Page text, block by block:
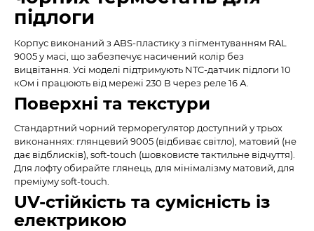
підлоги
Корпус виконаний з ABS-пластику з пігментуванням RAL
9005 у масі, що забезпечує насичений колір без
вицвітання. Усі моделі підтримують NTC-датчик підлоги 10
кОм і працюють від мережі 230 В через реле 16 А.
Поверхні та текстури
Стандартний чорний терморегулятор доступний у трьох
виконаннях: глянцевий 9005 (відбиває світло), матовий (не
дає відблисків), soft-touch (шовковисте тактильне відчуття).
Для лофту обирайте глянець, для мінімалізму матовий, для
преміуму soft-touch.
UV-стійкість та сумісність із
електрикою